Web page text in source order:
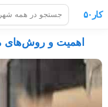
کار۵۰
اهمیت و روش‌های